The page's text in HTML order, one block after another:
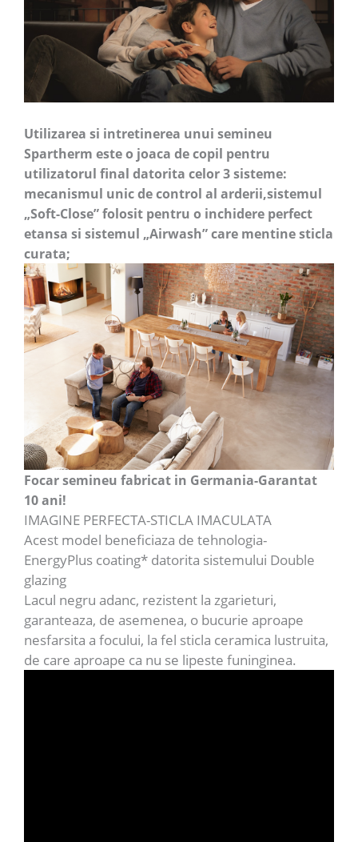
Utilizarea si intretinerea unui semineu
Spartherm este o joaca de copil pentru
utilizatorul final datorita celor 3 sisteme:
mecanismul unic de control al arderii,sistemul
„Soft-Close” folosit pentru o inchidere perfect
etansa si sistemul „Airwash” care mentine sticla
curata;
Focar semineu fabricat in Germania-Garantat
10 ani!
IMAGINE PERFECTA-STICLA IMACULATA
Acest model beneficiaza de tehnologia-
EnergyPlus coating* datorita sistemului Double
glazing
Lacul negru adanc, rezistent la zgarieturi,
garanteaza, de asemenea, o bucurie aproape
nesfarsita a focului, la fel sticla ceramica lustruita,
de care aproape ca nu se lipeste funinginea.